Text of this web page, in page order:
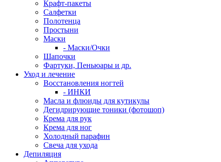
Крафт-пакеты
Салфетки
Полотенца
Простыни
Маски
- Маски/Очки
Шапочки
Фартуки, Пеньюары и др.
Уход и лечение
Восстановления ногтей
- ИНКИ
Масла и флюиды для кутикулы
Дегидрирующие тоники (фотошоп)
Крема для рук
Крема для ног
Холодный парафин
Свеча для ухода
Депиляция